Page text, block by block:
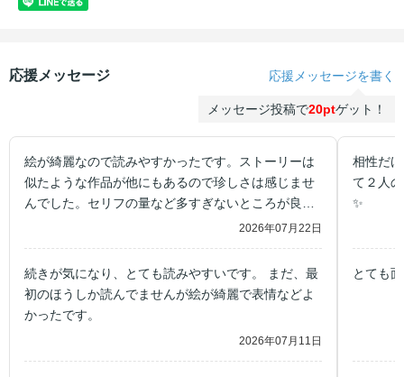
応援メッセージ 応援メッセージを書く
メッセージ投稿で20ptゲット！
絵が綺麗なので読みやすかったです。ストーリーは
似たような作品が他にもあるので珍しさは感じませ
んでした。セリフの量など多すぎないところが良い
2026年07月22日
続きが気になり、とても読みやすいです。 まだ、最
初のほうしか読んでませんが絵が綺麗で表情などよ
かったです。
2026年07月11日
相性だ
て２人
✨
とても